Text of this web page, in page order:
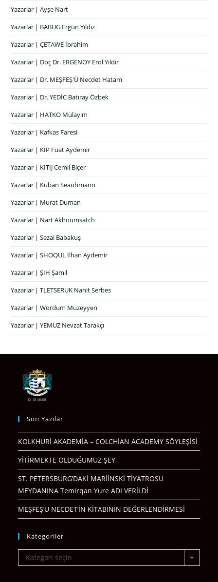
Yazarlar | Ayşe Nart
Yazarlar | BABUG Ergün Yıldız
Yazarlar | ÇETAWE İbrahim
Yazarlar | Doç Dr. ERGENOY Erol Yıldır
Yazarlar | Dr. MEŞFEŞ'Ü Necdet Hatam
Yazarlar | Dr. YEDİC Batıray Özbek
Yazarlar | HATKO Mülayim
Yazarlar | Kafkas Faresi
Yazarlar | KIP Fuat Aydemir
Yazarlar | KITIJ Cemil Biçer
Yazarlar | Kuban Seauhmann
Yazarlar | Murat Duman
Yazarlar | Nart Akhoumsatch
Yazarlar | Sezai Babakuş
Yazarlar | SHOQUL İlhan Aydemir
Yazarlar | ŞIH Şamil
Yazarlar | TLETSERUK Nahit Serbes
Yazarlar | Wordum Müzeyyen
Yazarlar | YEMUZ Nevzat Tarakçı
Son Yazılar
KOLKHURİ AKADEMİA – COLCHİAN ACADEMY SÖYLEŞİSİ
YİTİRMEKTE OLDUĞUMUZ ŞEY
ST. PETERSBURG’DAKİ MARİİNSKİ TİYATROSU
MEYDANINA Temirqan Yure ADI VERİLDİ
MEŞFEŞ’U NECDET’İN KİTABININ DEĞERLENDİRMESİ
Kategoriler
Kategori seçin